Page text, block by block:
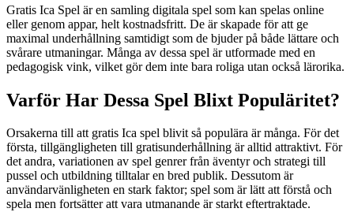
Gratis Ica Spel är en samling digitala spel som kan spelas online
eller genom appar, helt kostnadsfritt. De är skapade för att ge
maximal underhållning samtidigt som de bjuder på både lättare och
svårare utmaningar. Många av dessa spel är utformade med en
pedagogisk vink, vilket gör dem inte bara roliga utan också lärorika.
Varför Har Dessa Spel Blixt Populäritet?
Orsakerna till att gratis Ica spel blivit så populära är många. För det
första, tillgängligheten till gratisunderhållning är alltid attraktivt. För
det andra, variationen av spel genrer från äventyr och strategi till
pussel och utbildning tilltalar en bred publik. Dessutom är
användarvänligheten en stark faktor; spel som är lätt att förstå och
spela men fortsätter att vara utmanande är starkt eftertraktade.